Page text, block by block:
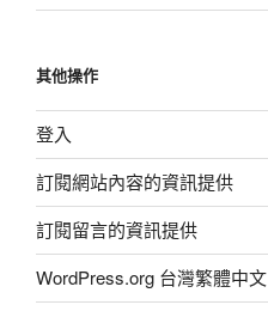
其他操作
登入
訂閱網站內容的資訊提供
訂閱留言的資訊提供
WordPress.org 台灣繁體中文